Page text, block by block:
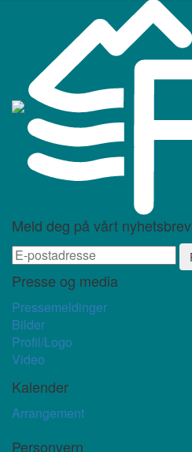
Meld deg på vårt nyhetsbrev
Presse og media
Pressemeldinger
Bilder
Profil/Logo
Video
Kalender
Arrangement
Personvern